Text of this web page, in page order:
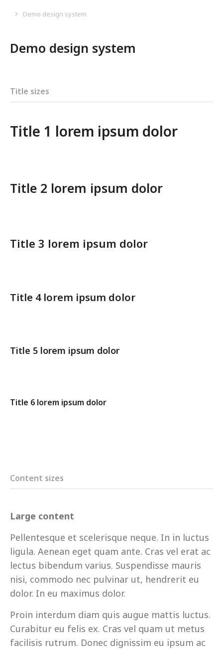
您在这里：
Demo design system
Demo design system
Title sizes
Title 1 lorem ipsum dolor
Title 2 lorem ipsum dolor
Title 3 lorem ipsum dolor
Title 4 lorem ipsum dolor
Title 5 lorem ipsum dolor
Title 6 lorem ipsum dolor
Content sizes
Large content
Pellentesque et scelerisque neque. In in luctus
ligula. Aenean eget quam ante. Cras vel erat ac
lectus bibendum varius. Suspendisse mauris
nisi, commodo nec pulvinar ut, hendrerit eu
dolor. In eu maximus dolor.
Proin interdum diam quis augue mattis luctus.
Curabitur eu felis ex. Cras vel quam ut metus
facilisis rutrum. Donec dignissim eu ipsum ac